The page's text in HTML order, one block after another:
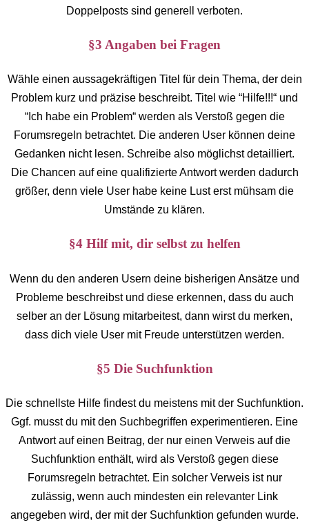
Doppelposts sind generell verboten.
§3 Angaben bei Fragen
Wähle einen aussagekräftigen Titel für dein Thema, der dein
Problem kurz und präzise beschreibt. Titel wie “Hilfe!!!“ und
“Ich habe ein Problem“ werden als Verstoß gegen die
Forumsregeln betrachtet. Die anderen User können deine
Gedanken nicht lesen. Schreibe also möglichst detailliert.
Die Chancen auf eine qualifizierte Antwort werden dadurch
größer, denn viele User habe keine Lust erst mühsam die
Umstände zu klären.
§4 Hilf mit, dir selbst zu helfen
Wenn du den anderen Usern deine bisherigen Ansätze und
Probleme beschreibst und diese erkennen, dass du auch
selber an der Lösung mitarbeitest, dann wirst du merken,
dass dich viele User mit Freude unterstützen werden.
§5 Die Suchfunktion
Die schnellste Hilfe findest du meistens mit der Suchfunktion.
Ggf. musst du mit den Suchbegriffen experimentieren. Eine
Antwort auf einen Beitrag, der nur einen Verweis auf die
Suchfunktion enthält, wird als Verstoß gegen diese
Forumsregeln betrachtet. Ein solcher Verweis ist nur
zulässig, wenn auch mindesten ein relevanter Link
angegeben wird, der mit der Suchfunktion gefunden wurde.